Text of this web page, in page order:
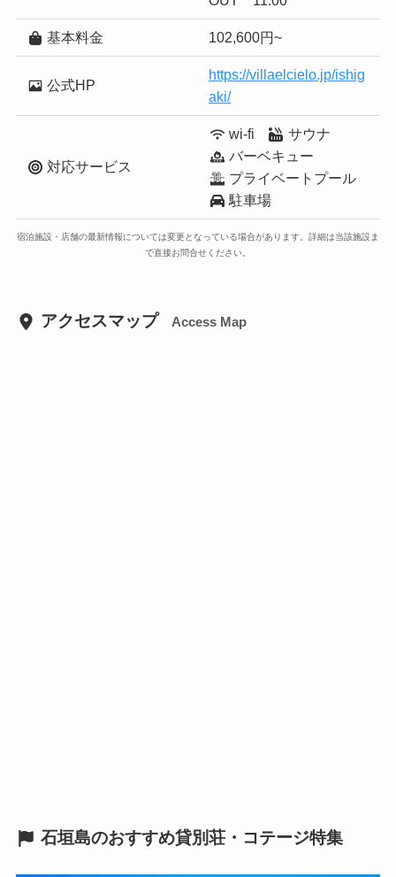
基本料金 102,600円~
公式HP
https://villaelcielo.jp/ishig
aki/
対応サービス
wi-fi
サウナ
バーベキュー
プライベートプール
駐車場
宿泊施設・店舗の最新情報については変更となっている場合があります。詳細は当該施設ま
で直接お問合せください。
アクセスマップ Access Map
石垣島のおすすめ貸別荘・コテージ特集